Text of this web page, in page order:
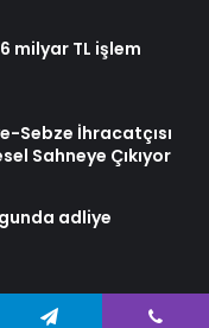
milyar TL işlem
Sebze İhracatçısı
Sahneye Çıkıyor
adliye